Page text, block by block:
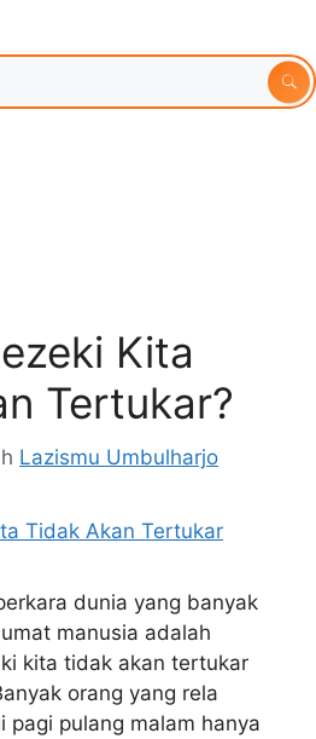
Kita
Tertukar?
Lazismu Umbulharjo
dunia yang banyak
manusia adalah
kita tidak akan tertukar
orang yang rela
pagi pulang malam hanya